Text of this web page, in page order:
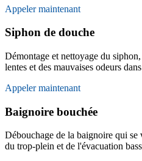
Appeler maintenant
Siphon de douche
Démontage et nettoyage du
lentes et des mauvaises odeurs
Appeler maintenant
Baignoire bouchée
Débouchage de la baignoire qui se
du trop-plein et de l'évacuation